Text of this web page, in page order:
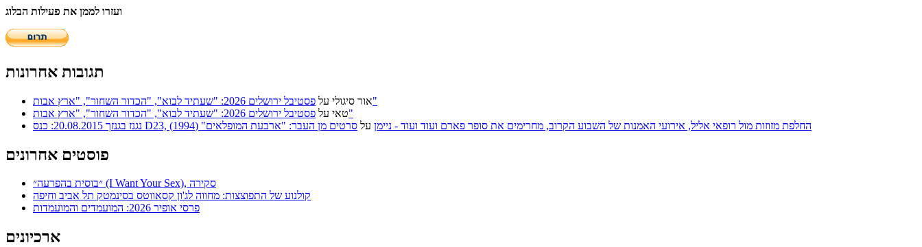
ועזרו לממן את פעילות הבלוג
תגובות אחרונות
אור סיגולי על
פסטיבל ירושלים 2026: "שעתיד לבוא", "הכדור השחור", "ארץ אבות"
טאי על
פסטיבל ירושלים 2026: "שעתיד לבוא", "הכדור השחור", "ארץ אבות"
נגנז בגנזך 20.08.2015: כנס D23, החלפת מזוזות מול רופאי אליל, אירועי האמנות של השבוע הקרוב, מחרימים את סופר פארם ועוד ועוד - ניימן על סרטים מן העבר: "ארבעת המופלאים" (1994)
פוסטים אחרונים
״בוסית בהפרעה״ (I Want Your Sex), סקירה
קולנוע של התפוצצות: מחווה לג'ון קסאווטס בסינמטק תל אביב וחיפה
פרסי אופיר 2026: המועמדים והמועמדות
ארכיונים